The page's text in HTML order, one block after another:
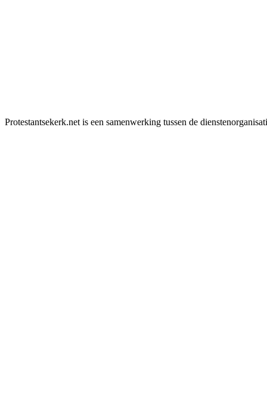
Protestantsekerk.net is een samenwerking tussen de